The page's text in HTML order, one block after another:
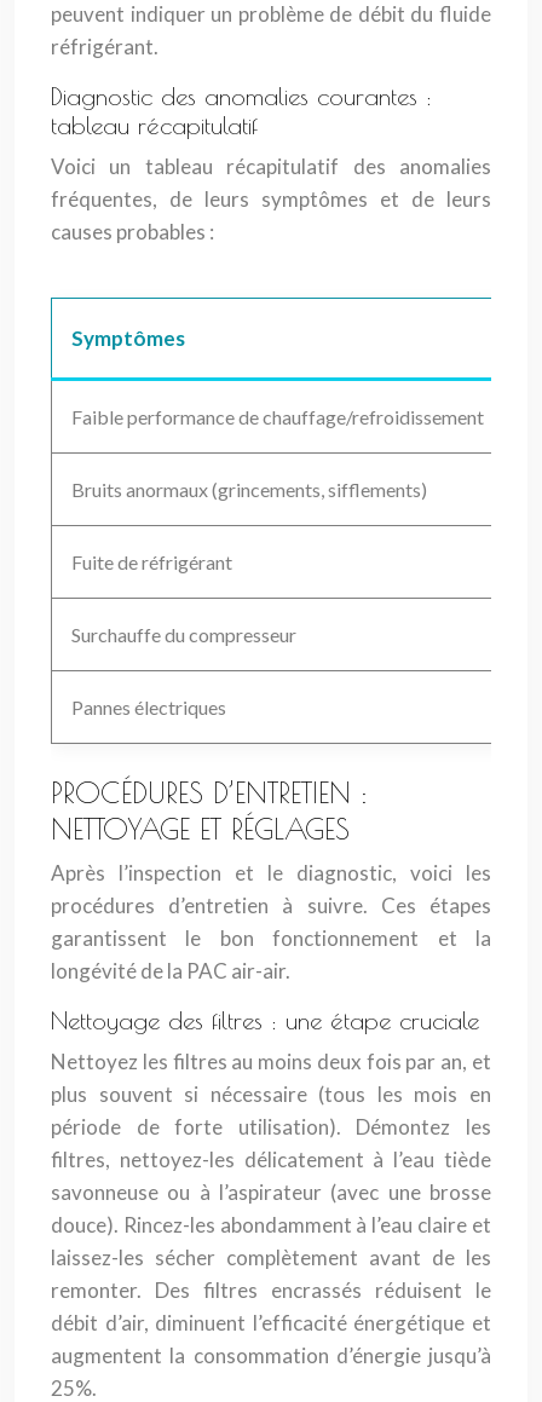
peuvent indiquer un problème de débit du fluide
réfrigérant.
Diagnostic des anomalies courantes :
tableau récapitulatif
Voici un tableau récapitulatif des anomalies
fréquentes, de leurs symptômes et de leurs
causes probables :
Symptômes
Faible performance de chauffage/refroidissement
Bruits anormaux (grincements, sifflements)
Fuite de réfrigérant
Surchauffe du compresseur
Pannes électriques
PROCÉDURES D’ENTRETIEN :
NETTOYAGE ET RÉGLAGES
Après l’inspection et le diagnostic, voici les
procédures d’entretien à suivre. Ces étapes
garantissent le bon fonctionnement et la
longévité de la PAC air-air.
Nettoyage des filtres : une étape cruciale
Nettoyez les filtres au moins deux fois par an, et
plus souvent si nécessaire (tous les mois en
période de forte utilisation). Démontez les
filtres, nettoyez-les délicatement à l’eau tiède
savonneuse ou à l’aspirateur (avec une brosse
douce). Rincez-les abondamment à l’eau claire et
laissez-les sécher complètement avant de les
remonter. Des filtres encrassés réduisent le
débit d’air, diminuent l’efficacité énergétique et
augmentent la consommation d’énergie jusqu’à
25%.